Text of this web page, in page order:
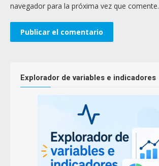
navegador para la próxima vez que comente.
Explorador de variables e indicadores